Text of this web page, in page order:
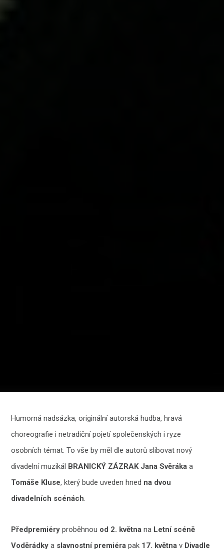
Humorná nadsázka, originální autorská hudba, hravá
choreografie i netradiční pojetí společenských i ryze
osobních témat. To vše by měl dle autorů slibovat nový
divadelní muzikál BRANICKÝ ZÁZRAK Jana Svěráka a
Tomáše Kluse, který bude uveden hned na dvou
divadelních scénách.
Předpremiéry proběhnou od 2. května na Letní scéně
Voděrádky a slavnostní premiéra pak 17. května v Divadle